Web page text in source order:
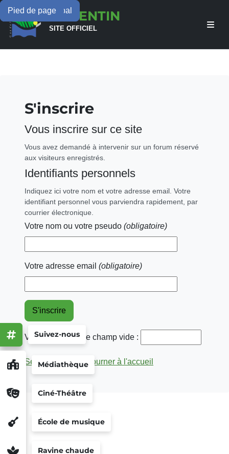
Menu principal
Contenu principal
Pied de pageLAMENTIN
SITE OFFICIEL
Médiathèque
Ciné-Théâtre
École de musique
Ravine chaude
Suivez-nous
S'inscrire
Vous inscrire sur ce site
Vous avez demandé à intervenir sur un forum réservé
aux visiteurs enregistrés.
Identifiants personnels
Indiquez ici votre nom et votre adresse email. Votre
identifiant personnel vous parviendra rapidement, par
courrier électronique.
Votre nom ou votre pseudo (obligatoire)
Votre adresse email (obligatoire)
Veuillez laisser ce champ vide :
Se connecter|Retourner à l'accueil